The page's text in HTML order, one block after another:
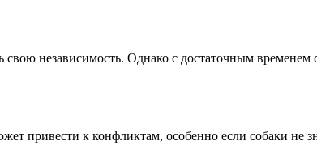
независимость. Однако с достаточным
привести к конфликтам, особенно если собаки не